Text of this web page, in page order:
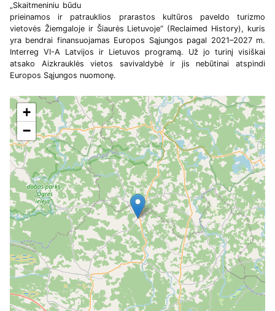
„Skaitmeniniu būdu
prieinamos ir patrauklios prarastos kultūros paveldo turizmo
vietovės Žiemgaloje ir Šiaurės Lietuvoje“ (Reclaimed History), kuris
yra bendrai finansuojamas Europos Sąjungos pagal 2021–2027 m.
Interreg VI-A Latvijos ir Lietuvos programą. Už jo turinį visiškai
atsako Aizkrauklės vietos savivaldybė ir jis nebūtinai atspindi
Europos Sąjungos nuomonę.
+
−